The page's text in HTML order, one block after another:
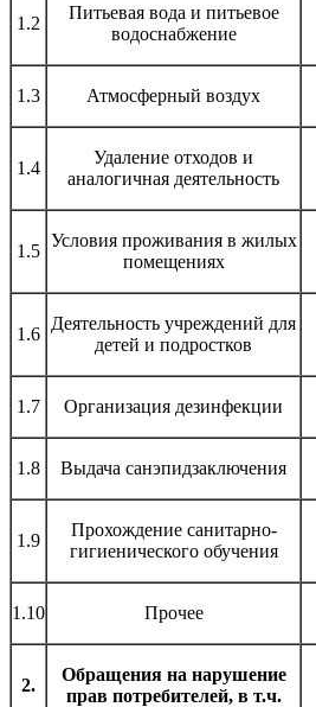
1.2
Питьевая вода и питьевое
водоснабжение
1.3 Атмосферный воздух
1.4
Удаление отходов и
аналогичная деятельность
1.5
Условия проживания в жилых
помещениях
1.6
Деятельность учреждений для
детей и подростков
1.7 Организация дезинфекции
1.8 Выдача санэпидзаключения
1.9
Прохождение санитарно-
гигиенического обучения
1.10 Прочее
2.
Обращения на нарушение
прав потребителей, в т.ч.